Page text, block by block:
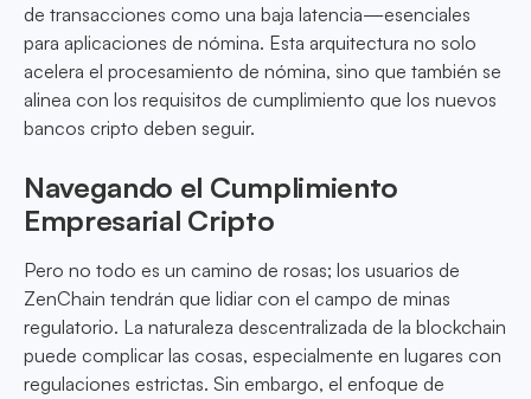
de transacciones como una baja latencia—esenciales
para aplicaciones de nómina. Esta arquitectura no solo
acelera el procesamiento de nómina, sino que también se
alinea con los requisitos de cumplimiento que los nuevos
bancos cripto deben seguir.
Navegando el Cumplimiento
Empresarial Cripto
Pero no todo es un camino de rosas; los usuarios de
ZenChain tendrán que lidiar con el campo de minas
regulatorio. La naturaleza descentralizada de la blockchain
puede complicar las cosas, especialmente en lugares con
regulaciones estrictas. Sin embargo, el enfoque de